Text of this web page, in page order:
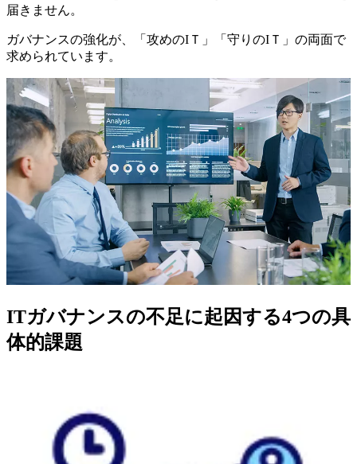
届きません。
ガバナンスの強化が、「攻めのIＴ」「守りのIＴ」の両面で
求められています。
ITガバナンスの不足に起因する4つの具
体的課題